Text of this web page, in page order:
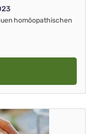
homöopathischen